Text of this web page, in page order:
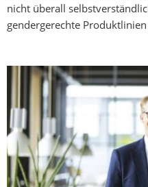
nicht überall
gendergerechte